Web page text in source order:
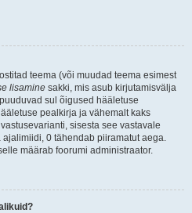
teema (või muudad teema esimest
lisamine sakki, mis asub kirjutamisvälja
sul õigused hääletuse
pealkirja ja vähemalt kaks
sisesta see vastavale
0 tähendab piiramatut aega.
määrab foorumi administraator.